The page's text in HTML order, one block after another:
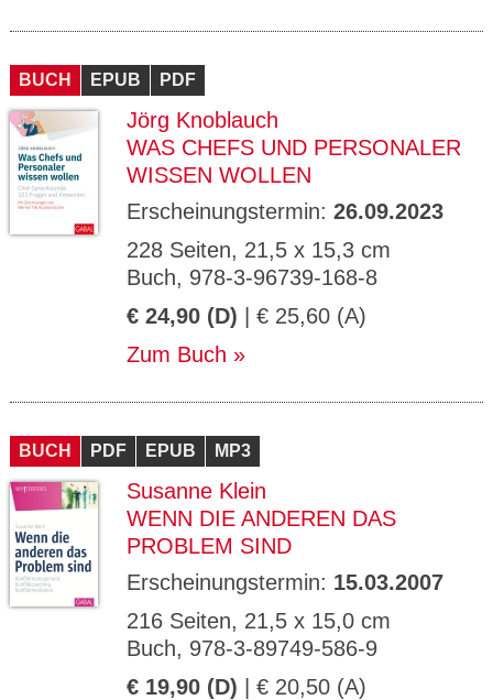
BUCH EPUB PDF
Jörg Knoblauch
WAS CHEFS UND PERSONALER
WISSEN WOLLEN
Erscheinungstermin: 26.09.2023
228 Seiten, 21,5 x 15,3 cm
Buch, 978-3-96739-168-8
€ 24,90 (D) | € 25,60 (A)
Zum Buch
BUCH PDF EPUB MP3
Susanne Klein
WENN DIE ANDEREN DAS
PROBLEM SIND
Erscheinungstermin: 15.03.2007
216 Seiten, 21,5 x 15,0 cm
Buch, 978-3-89749-586-9
€ 19,90 (D) | € 20,50 (A)